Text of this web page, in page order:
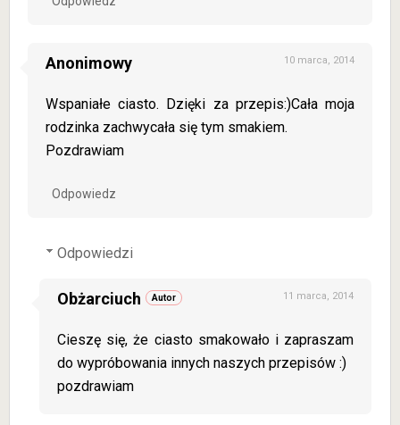
Anonimowy 10 marca, 2014
Wspaniałe ciasto. Dzięki za przepis:)Cała moja
rodzinka zachwycała się tym smakiem.
Pozdrawiam
Odpowiedz
Odpowiedzi
Obżarciuch 11 marca, 2014
Cieszę się, że ciasto smakowało i zapraszam
do wypróbowania innych naszych przepisów :)
pozdrawiam